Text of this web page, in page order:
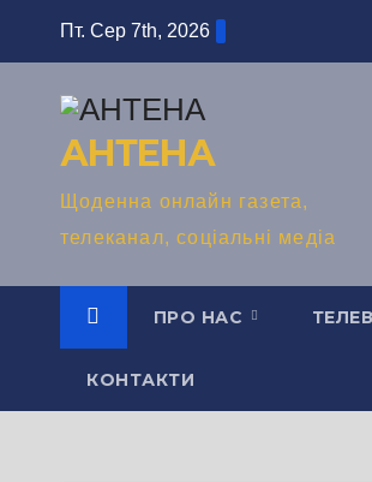
Пт. Сер 7th, 2026
АНТЕНА
Щоденна онлайн газета,
телеканал, соціальні медіа
ПРО НАС
КОНТАКТИ